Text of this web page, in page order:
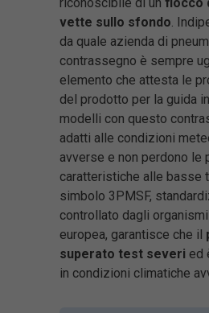
vette sullo sfondo .
da quale azienda di
contrassegno è sempre
elemento che attesta le
del prodotto per la guida
modelli con questo
adatti alle condizioni
avverse e non perdono le
caratteristiche alle basse
simbolo 3PMSF,
controllato dagli
europea, garantisce che il
superato test severi ed
in condizioni climatiche